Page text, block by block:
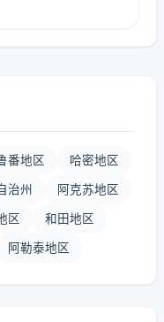
番地区 哈密地区
治州 阿克苏地区
区 和田地区
阿勒泰地区